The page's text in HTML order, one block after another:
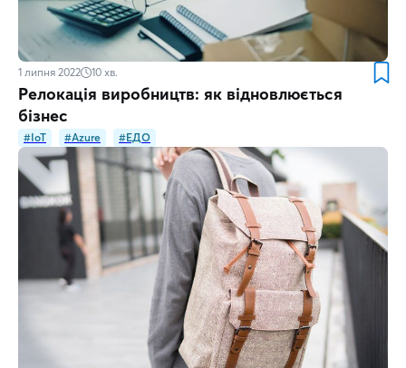
1 липня 2022 10 хв.
Релокація виробництв: як відновлюється
бізнес
#IoT #Azure #ЕДО